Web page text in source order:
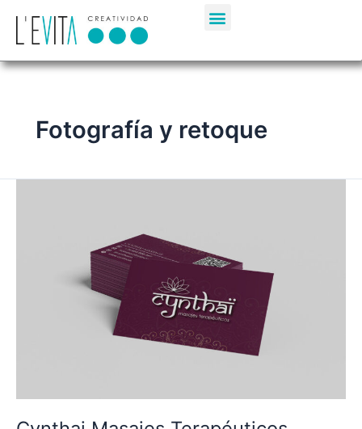
contenido
Fotografía y retoque